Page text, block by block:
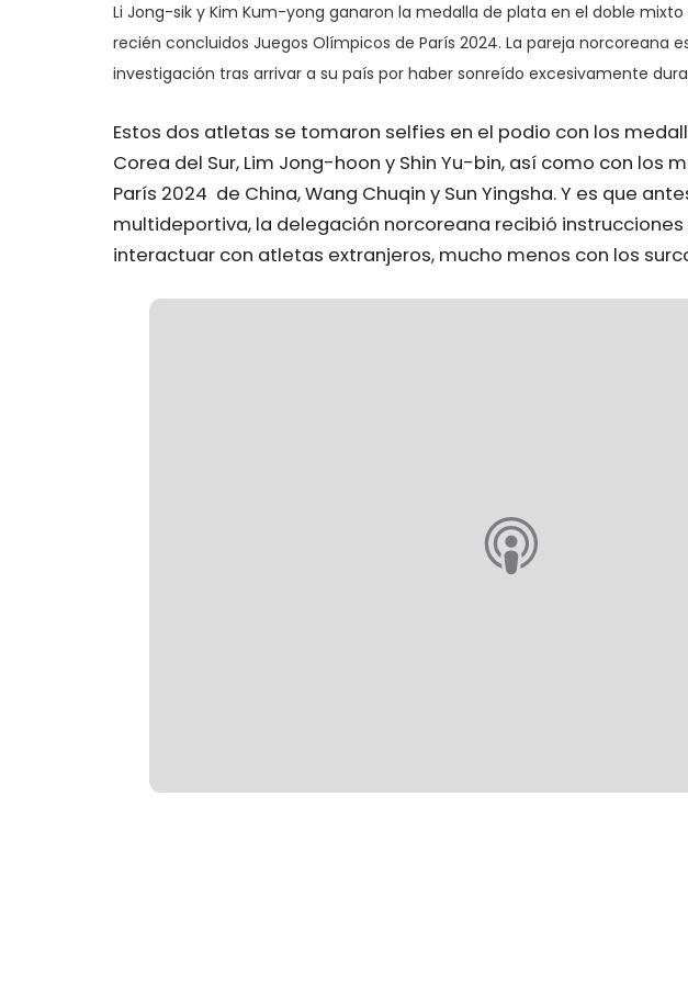
Li Jong-sik y Kim Kum-yong ganaron la medalla de plata en el doble
recién concluidos Juegos Olímpicos de París 2024. La pareja norcoreana
investigación tras arrivar a su país por haber sonreído excesivamente
Estos dos atletas se tomaron selfies en el podio con los
Corea del Sur, Lim Jong-hoon y Shin Yu-bin, así como con los
París 2024 de China, Wang Chuqin y Sun Yingsha. Y es que
multideportiva, la delegación norcoreana recibió
interactuar con atletas extranjeros, mucho menos con los